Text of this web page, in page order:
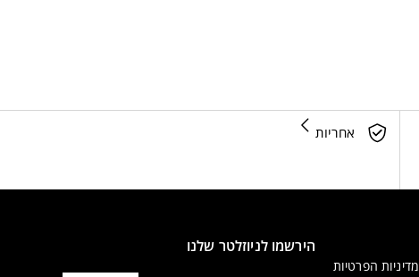
אחריות
מדיניות הפרטיות
הירשמו לניוזלטר שלנו